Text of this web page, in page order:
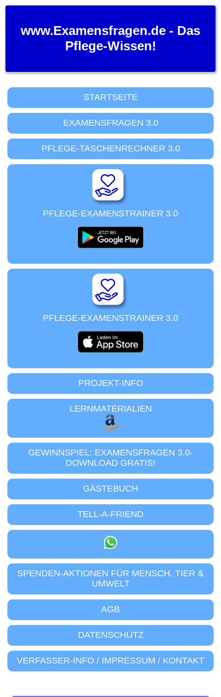
www.Examensfragen.de - Das
Pflege-Wissen!
STARTSEITE
EXAMENSFRAGEN 3.0
PFLEGE-TASCHENRECHNER 3.0
PFLEGE-EXAMENSTRAINER 3.0
PFLEGE-EXAMENSTRAINER 3.0
PROJEKT-INFO
LERNMATERIALIEN
GEWINNSPIEL: EXAMENSFRAGEN 3.0-
DOWNLOAD GRATIS!
GÄSTEBUCH
TELL-A-FRIEND
SPENDEN-AKTIONEN FÜR MENSCH, TIER &
UMWELT
AGB
DATENSCHUTZ
VERFASSER-INFO / IMPRESSUM / KONTAKT